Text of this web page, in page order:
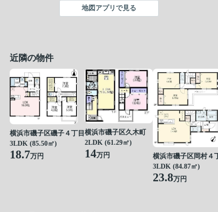
地図アプリで見る
近隣の物件
横浜市磯子区磯子４丁目
3LDK (85.50㎡)
18.7万円
横浜市磯子区久木町
2LDK (61.29㎡)
14万円
横浜市磯子区岡村４
3LDK (84.87㎡)
23.8万円